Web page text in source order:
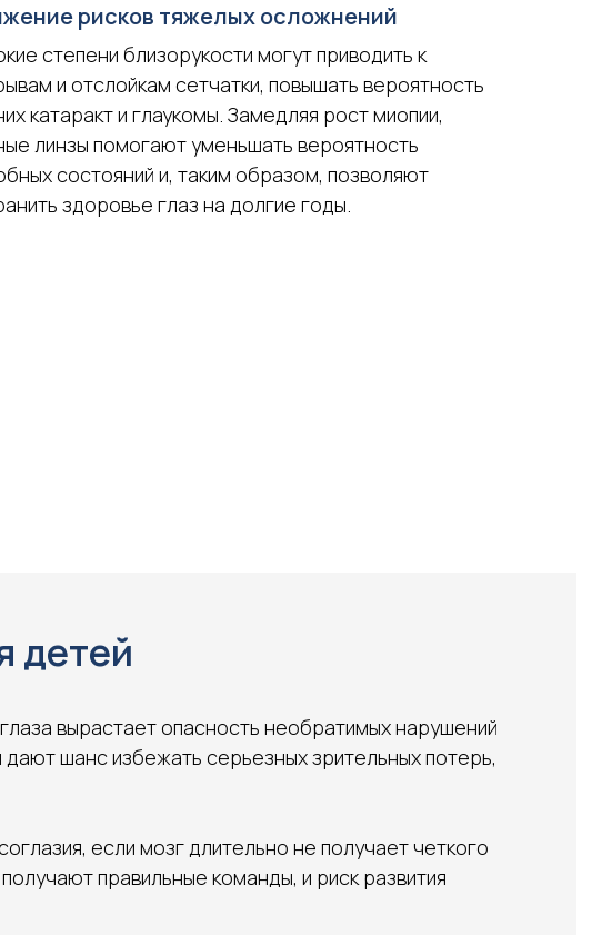
рисков тяжелых осложнений
степени близорукости могут приводить к
и отслойкам сетчатки, повышать вероятность
катаракт и глаукомы. Замедляя рост миопии,
линзы помогают уменьшать вероятность
состояний и, таким образом, позволяют
здоровье глаз на долгие годы.
детей
вырастает опасность необратимых нарушений
шанс избежать серьезных зрительных потерь,
если мозг длительно не получает четкого
правильные команды, и риск развития